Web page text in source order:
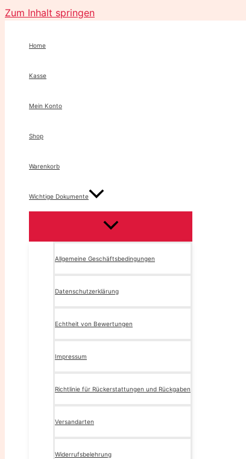
Zum Inhalt springen
Home
Kasse
Mein Konto
Shop
Warenkorb
Wichtige Dokumente
Allgemeine Geschäftsbedingungen
Datenschutzerklärung
Echtheit von Bewertungen
Impressum
Richtlinie für Rückerstattungen und Rückgaben
Versandarten
Widerrufsbelehrung